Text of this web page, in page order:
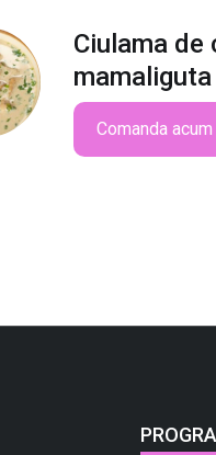
Ciulama de
mamaliguta
Comanda acum